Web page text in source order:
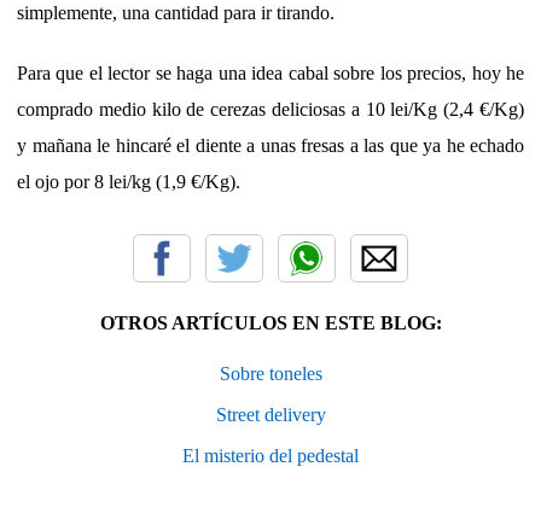
simplemente, una cantidad para ir tirando.
Para que el lector se haga una idea cabal sobre los precios, hoy he
comprado medio kilo de cerezas deliciosas a 10 lei/Kg (2,4 €/Kg)
y mañana le hincaré el diente a unas fresas a las que ya he echado
el ojo por 8 lei/kg (1,9 €/Kg).
OTROS ARTÍCULOS EN ESTE BLOG:
Sobre toneles
Street delivery
El misterio del pedestal